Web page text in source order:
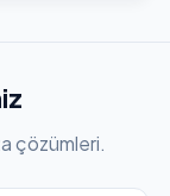
çözümleri.